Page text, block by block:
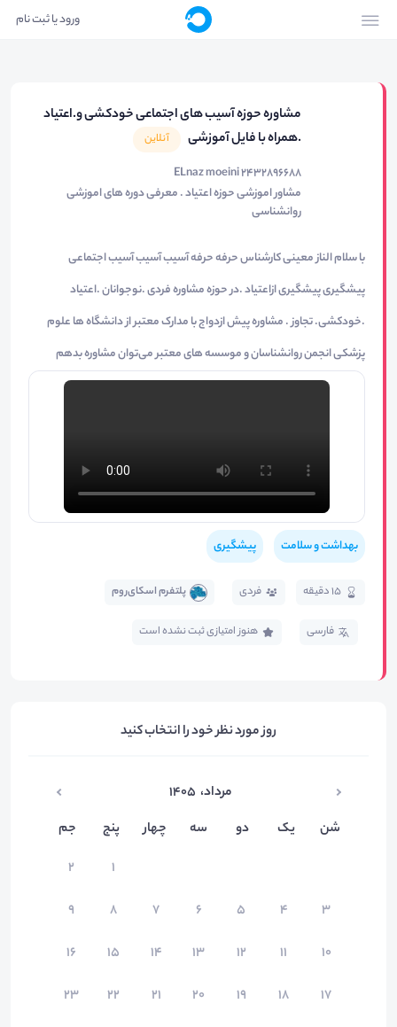
ورود یا ثبت نام
مشاوره حوزه آسیب های اجتماعی خودکشی و.اعتیاد
.همراه با فایل آموزشی
آنلاین
ELnaz moeini 2432896688
مشاور اموزشی حوزه اعتیاد . معرفی دوره های اموزشی
روانشناسی
با سلام الناز معینی کارشناس حرفه حرفه آسیب آسیب آسیب اجتماعی
پیشگیری پیشگیری ازاعتیاد .در حوزه مشاوره فردی .نوجوانان .اعتیاد
.خودکشی. تجاوز . مشاوره پیش ازدواج با مدارک معتبر از دانشگاه ها علوم
پزشکی انجمن روانشناسان و موسسه های معتبر می‌توان مشاوره بدهم
بهداشت و سلامت پیشگیری
15 دقیقه فردی پلتفرم اسکای‌روم
فارسی هنوز امتیازی ثبت نشده است
روز مورد نظر خود را انتخاب کنید
مرداد، ۱۴۰۵
شن
یک دو سه چهار پنج
جم
۱
۲
۳
۴ ۵ ۶ ۷ ۸
۹
۱۰
۱۱ ۱۲ ۱۳ ۱۴ ۱۵
۱۶
۱۷
۱۸ ۱۹ ۲۰ ۲۱ ۲۲
۲۳